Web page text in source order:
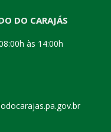
DO CARAJÁS
às 14:00h